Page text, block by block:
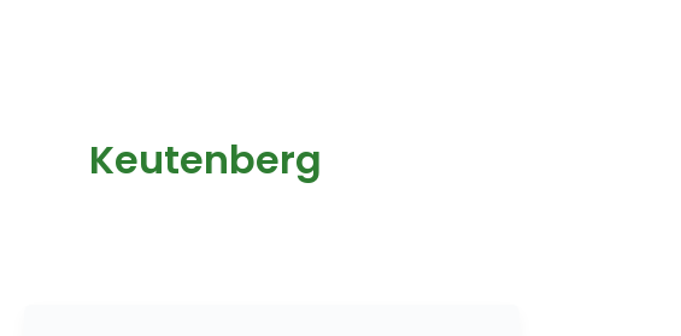
Keutenberg